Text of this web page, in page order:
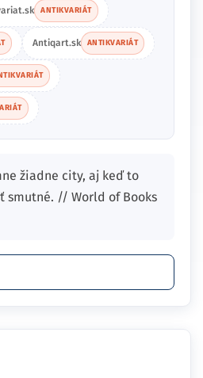
ANTIKVARIÁT
Antiqart.sk ANTIKVARIÁT
žiadne city, aj keď to
smutné. // World of Books